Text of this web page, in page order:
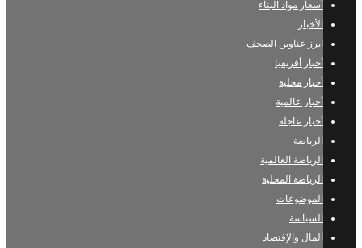
أسعار مواد البناء
الأخبار
ابرز عناوين الصحف
أخبار أفريقيا
أخبار محلية
أخبار عالمية
أخبار عاجلة
الرياضة
الرياضة العالمية
الرياضة المحلية
الموضوعات
السياسة
المال والإقتصاد